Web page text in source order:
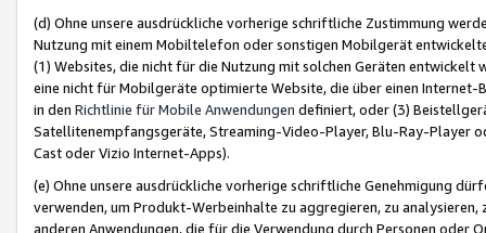
(d) Ohne unsere ausdrückliche vorherige schriftliche Zustimmung
Nutzung mit einem Mobiltelefon oder sonstigen Mobilgerät
(1) Websites, die nicht für die Nutzung mit solchen Geräten
eine nicht für Mobilgeräte optimierte Website, die über einen
in den Richtlinie für Mobile Anwendungen definiert, oder (3)
Satellitenempfangsgeräte, Streaming-Video-Player, Blu-Ray-Player
Cast oder Vizio Internet-Apps).
(e) Ohne unsere ausdrückliche vorherige schriftliche Genehmigung
verwenden, um Produkt-Werbeinhalte zu aggregieren, zu
anderen Anwendungen, die für die Verwendung durch Personen